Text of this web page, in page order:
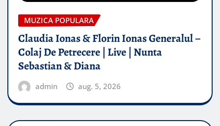
MUZICA POPULARA
Claudia Ionas & Florin Ionas Generalul –
Colaj De Petrecere | Live | Nunta
Sebastian & Diana
admin aug. 5, 2026